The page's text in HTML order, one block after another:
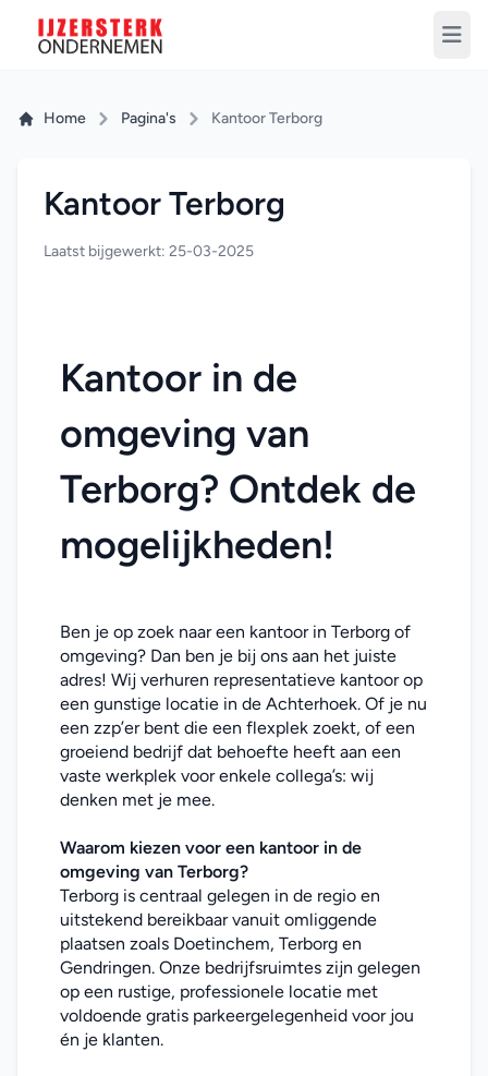
Home Pagina's Kantoor Terborg
Kantoor Terborg
Laatst bijgewerkt: 25-03-2025
Kantoor in de
omgeving van
Terborg? Ontdek de
mogelijkheden!
Ben je op zoek naar een kantoor in Terborg of
omgeving? Dan ben je bij ons aan het juiste
adres! Wij verhuren representatieve kantoor op
een gunstige locatie in de Achterhoek. Of je nu
een zzp’er bent die een flexplek zoekt, of een
groeiend bedrijf dat behoefte heeft aan een
vaste werkplek voor enkele collega’s: wij
denken met je mee.
Waarom kiezen voor een kantoor in de
omgeving van Terborg?
Terborg is centraal gelegen in de regio en
uitstekend bereikbaar vanuit omliggende
plaatsen zoals Doetinchem, Terborg en
Gendringen. Onze bedrijfsruimtes zijn gelegen
op een rustige, professionele locatie met
voldoende gratis parkeergelegenheid voor jou
én je klanten.